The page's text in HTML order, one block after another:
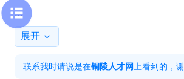
任职要求
2. 沟通能力出色，具备良好的服务
展开
联系我时请说是在铜陵人才网 上看到的，